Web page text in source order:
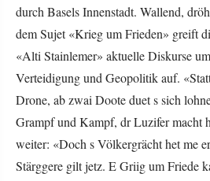
durch Basels Innenstadt. Wallend,
dem Sujet «Krieg um Frieden» greift
«Alti Stainlemer» aktuelle Diskurse
Verteidigung und Geopolitik auf.
Drone, ab zwai Doote duet s sich
Grampf und Kampf, dr Luzifer macht
weiter: «Doch s Völkergrächt het me
Stärggere gilt jetz. E Griig um Friede